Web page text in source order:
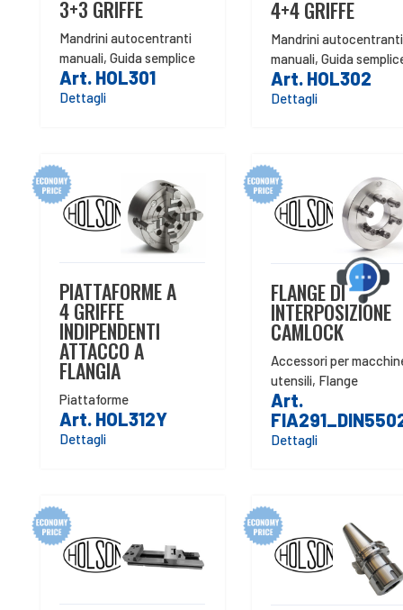
3+3 GRIFFE
Mandrini autocentranti
manuali, Guida semplice
Art. HOL301
Dettagli
4+4 GRIFFE
Mandrini autocentranti
manuali, Guida
Art. HOL302
Dettagli
PIATTAFORME A
4 GRIFFE
INDIPENDENTI
ATTACCO A
FLANGIA
Piattaforme
Art. HOL312Y
Dettagli
FLANGE DI
INTERPOSIZIONE
CAMLOCK
Accessori per
utensili, Flange
Art.
Dettagli